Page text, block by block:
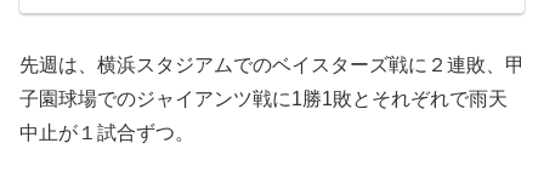
先週は、横浜スタジアムでのベイスターズ戦に２連敗、甲
子園球場でのジャイアンツ戦に1勝1敗とそれぞれで雨天
中止が１試合ずつ。